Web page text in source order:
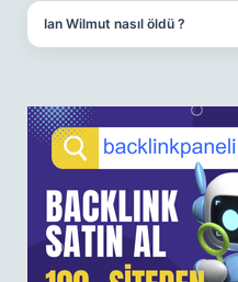
Ian Wilmut nasıl öldü ?